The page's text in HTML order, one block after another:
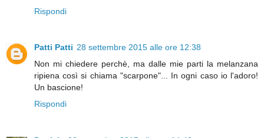
Rispondi
Patti Patti 28 settembre 2015 alle ore 12:38
Non mi chiedere perchè, ma dalle mie parti la melanzana
ripiena così si chiama "scarpone"... In ogni caso io l'adoro!
Un bascione!
Rispondi